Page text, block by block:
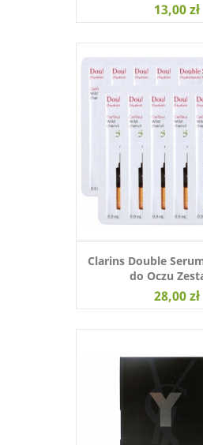
13,00 zł
Clarins Double
do Oczu
28,00 zł